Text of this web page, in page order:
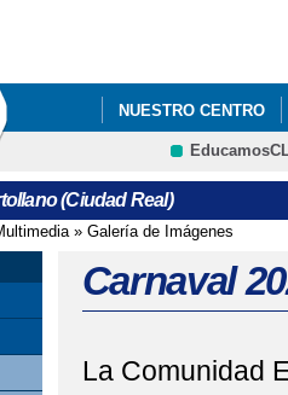
NUESTRO CENTRO
ADMISIÓN DEL
(Ciudad Real)
aquí
» Galería de Imágenes
Carnaval
La Comunidad